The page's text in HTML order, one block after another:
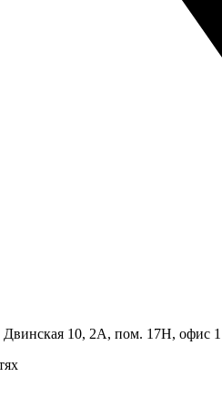
Двинская 10, 2А, пом. 17Н, офис